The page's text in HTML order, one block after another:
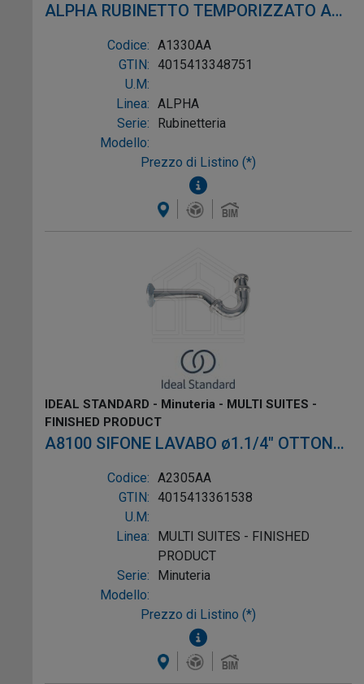
ALPHA RUBINETTO TEMPORIZZATO A
PARETE CROMO
Codice: A1330AA
GTIN: 4015413348751
U.M:
Linea: ALPHA
Serie:
Rubinetteria
Modello:
Prezzo di Listino (*)
IDEAL STANDARD - Minuteria - MULTI SUITES -
FINISHED PRODUCT
A8100 SIFONE LAVABO ø1.1/4" OTTONE
Codice: A2305AA
GTIN: 4015413361538
U.M:
Linea:
MULTI SUITES - FINISHED
PRODUCT
Serie:
Minuteria
Modello:
Prezzo di Listino (*)